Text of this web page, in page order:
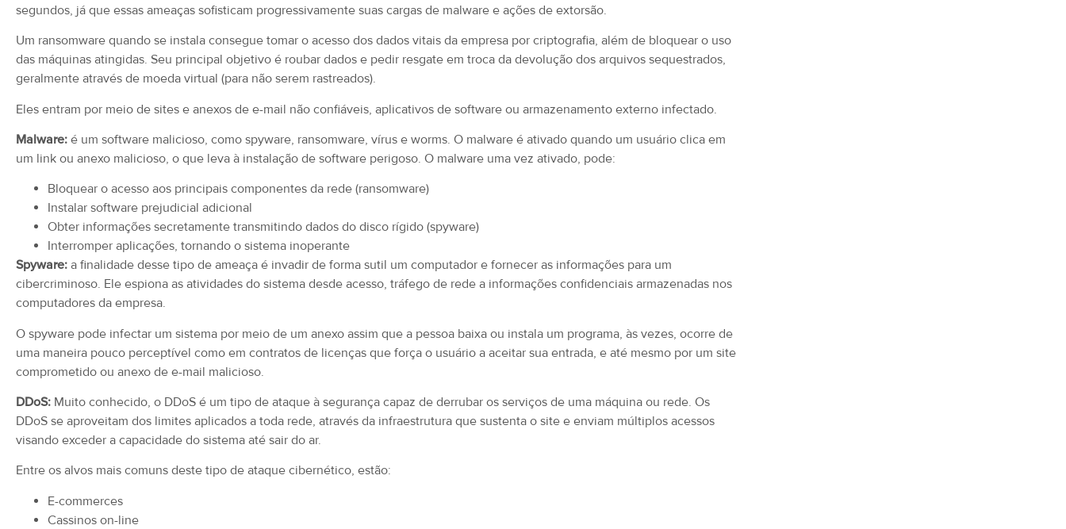
segundos, já que essas ameaças sofisticam progressivamente suas cargas de malware e ações de extorsão.
Um ransomware quando se instala consegue tomar o acesso dos dados vitais da empresa por criptografia, além de bloquear o uso
das máquinas atingidas. Seu principal objetivo é roubar dados e pedir resgate em troca da devolução dos arquivos sequestrados,
geralmente através de moeda virtual (para não serem rastreados).
Eles entram por meio de sites e anexos de e-mail não confiáveis, aplicativos de software ou armazenamento externo infectado.
Malware: é um software malicioso, como spyware, ransomware, vírus e worms. O malware é ativado quando um usuário clica em
um link ou anexo malicioso, o que leva à instalação de software perigoso. O malware uma vez ativado, pode:
Bloquear o acesso aos principais componentes da rede (ransomware)
Instalar software prejudicial adicional
Obter informações secretamente transmitindo dados do disco rígido (spyware)
Interromper aplicações, tornando o sistema inoperante
Spyware: a finalidade desse tipo de ameaça é invadir de forma sutil um computador e fornecer as informações para um
cibercriminoso. Ele espiona as atividades do sistema desde acesso, tráfego de rede a informações confidenciais armazenadas nos
computadores da empresa.
O spyware pode infectar um sistema por meio de um anexo assim que a pessoa baixa ou instala um programa, às vezes, ocorre de
uma maneira pouco perceptível como em contratos de licenças que força o usuário a aceitar sua entrada, e até mesmo por um site
comprometido ou anexo de e-mail malicioso.
DDoS: Muito conhecido, o DDoS é um tipo de ataque à segurança capaz de derrubar os serviços de uma máquina ou rede. Os
DDoS se aproveitam dos limites aplicados a toda rede, através da infraestrutura que sustenta o site e enviam múltiplos acessos
visando exceder a capacidade do sistema até sair do ar.
Entre os alvos mais comuns deste tipo de ataque cibernético, estão:
E-commerces
Cassinos on-line